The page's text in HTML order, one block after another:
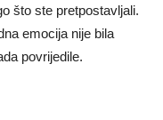
što ste pretpostavljali.
emocija nije bila
povrijedile.